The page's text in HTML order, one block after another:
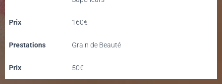
Prix 160€
Prestations Grain de Beauté
Prix 50€